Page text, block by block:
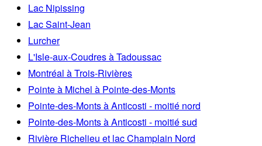
Lac Nipissing
Lac Saint-Jean
Lurcher
L'Isle-aux-Coudres à Tadoussac
Montréal à Trois-Rivières
Pointe à Michel à Pointe-des-Monts
Pointe-des-Monts à Anticosti - moitié nord
Pointe-des-Monts à Anticosti - moitié sud
Rivière Richelieu et lac Champlain Nord